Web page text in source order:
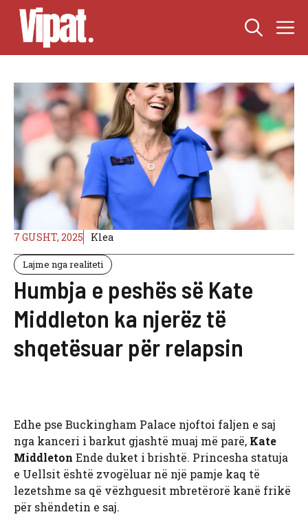
Skip
content
7 GUSHT, 2025 Klea
Lajme nga realiteti
Humbja e peshës së Kate
Middleton ka njerëz të
shqetësuar për relapsin
Edhe pse Buckingham Palace njoftoi faljen e saj
nga kanceri i barkut gjashtë muaj më parë, Kate
Middleton Ende duket i brishtë. Princesha statuja
e Uellsit është zvogëluar në një pamje kaq të
lezetshme sa që vëzhguesit mbretërorë kanë frikë
për shëndetin e saj.